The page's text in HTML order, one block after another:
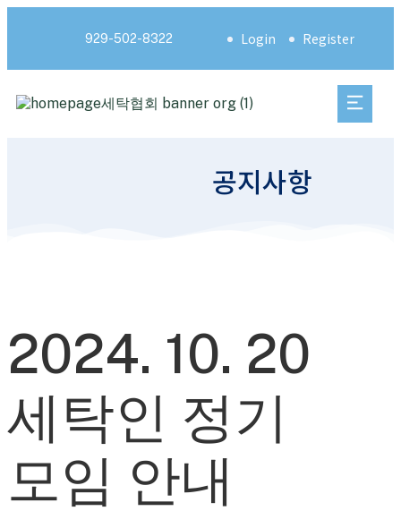
929-502-8322 Login Register
공지사항
2024. 10. 20
세탁인 정기
모임 안내